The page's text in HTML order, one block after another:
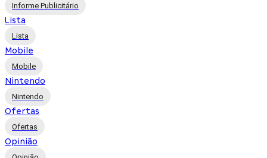
Informe Publicitário
Lista
Lista
Mobile
Mobile
Nintendo
Nintendo
Ofertas
Ofertas
Opinião